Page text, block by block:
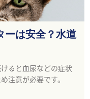
ーは安全？水道
ると血尿などの症状
注意が必要です。